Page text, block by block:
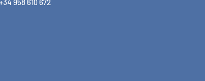
+34 958 610 672